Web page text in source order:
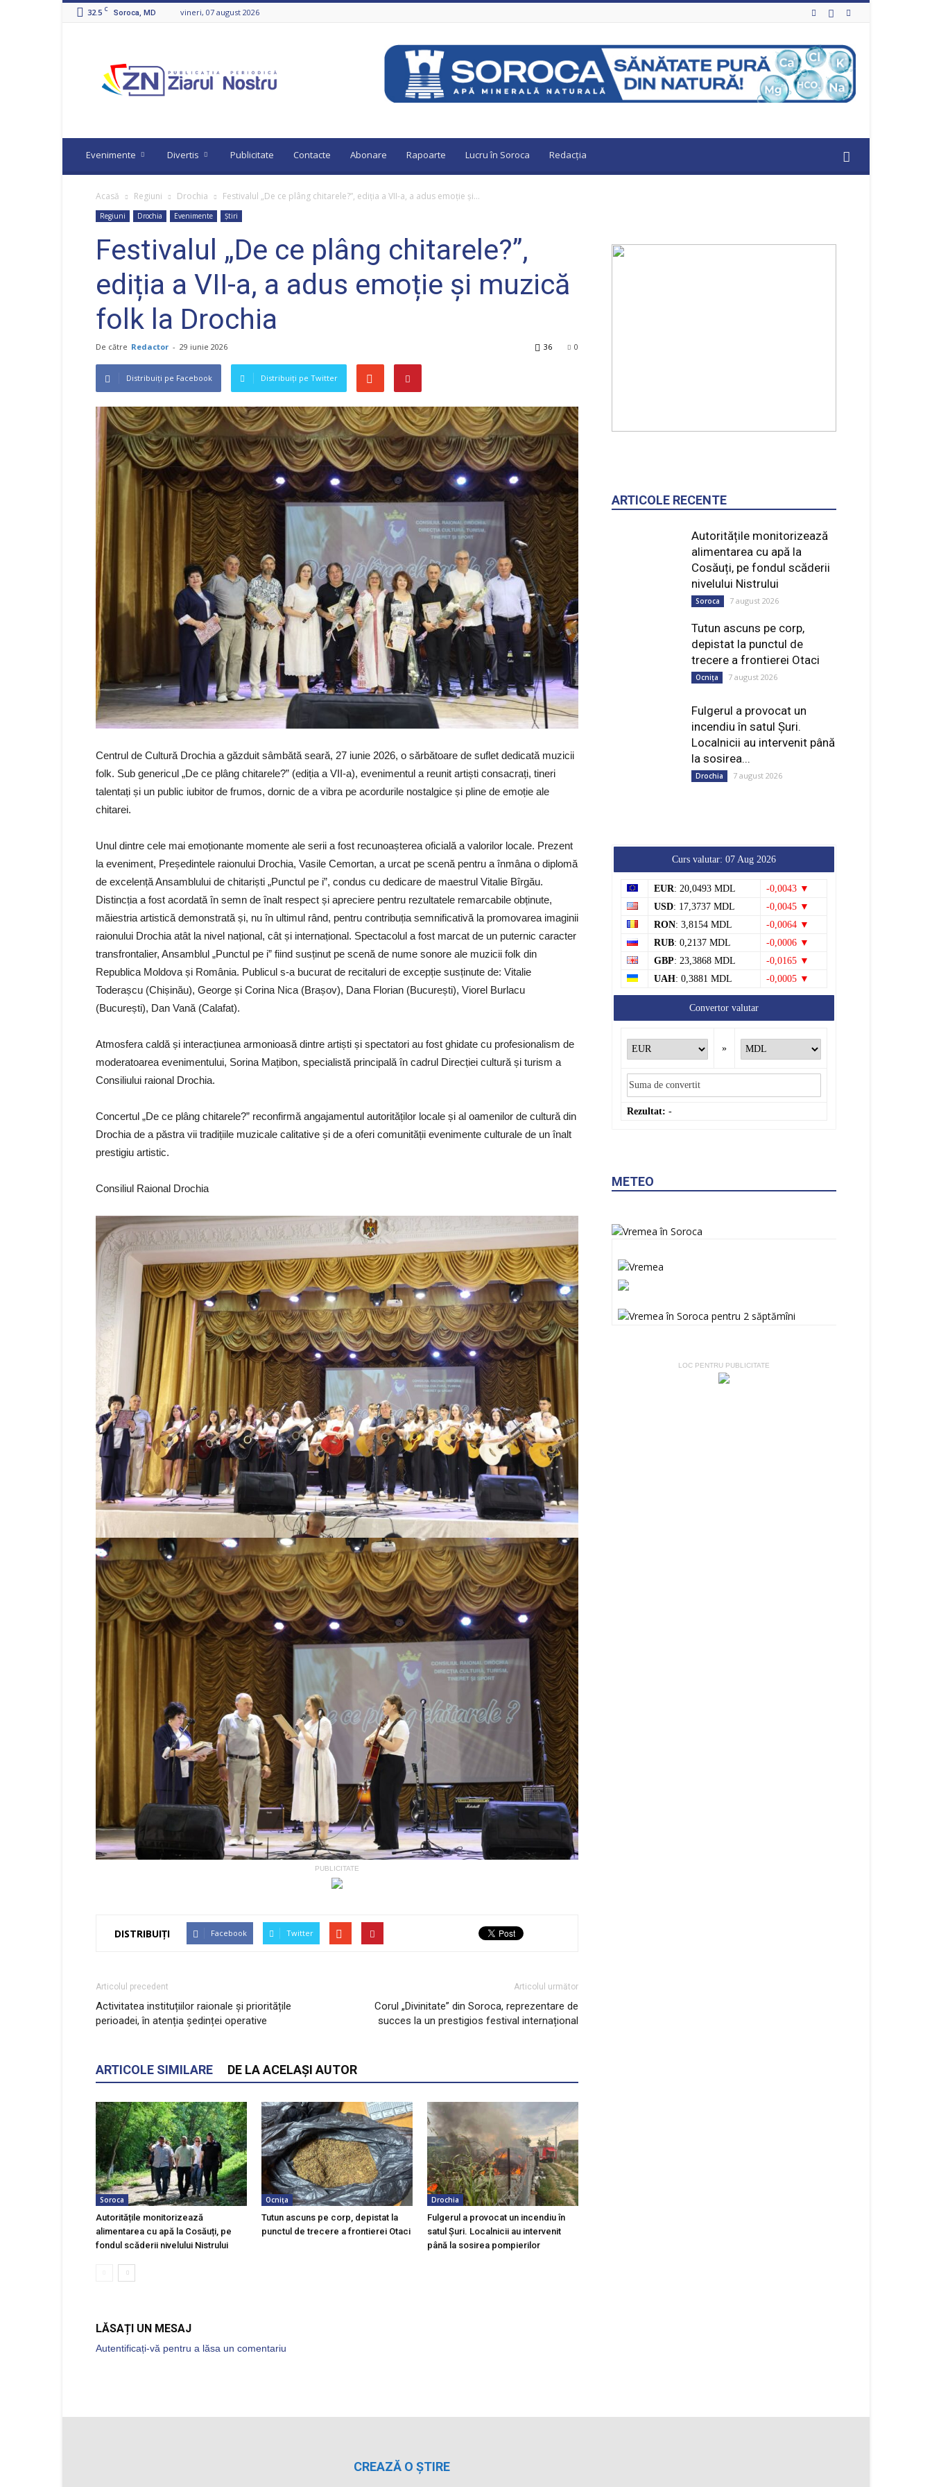
32.5 C Soroca, MD vineri, 07 august 2026
Nostru
Evenimente Divertis Publicitate Contacte Abonare Rapoarte Lucru în Soroca Redacția
Acasă Regiuni Drochia Festivalul „De ce plâng chitarele?”, ediția a VII-a, a adus emoție și...
Regiuni Drochia Evenimente Știri
Festivalul „De ce plâng chitarele?”,
ediția a VII-a, a adus emoție și muzică
folk la Drochia
De către Redactor - 29 iunie 2026 0
36
Distribuiți pe Facebook Distribuiți pe Twitter
Centrul de Cultură Drochia a găzduit sâmbătă seară, 27 iunie 2026, o sărbătoare de suflet dedicată muzicii
folk. Sub genericul „De ce plâng chitarele?” (ediția a VII-a), evenimentul a reunit artiști consacrați, tineri
talentați și un public iubitor de frumos, dornic de a vibra pe acordurile nostalgice și pline de emoție ale
chitarei.
Unul dintre cele mai emoționante momente ale serii a fost recunoașterea oficială a valorilor locale. Prezent
la eveniment, Președintele raionului Drochia, Vasile Cemortan, a urcat pe scenă pentru a înmâna o diplomă
de excelență Ansamblului de chitariști „Punctul pe i”, condus cu dedicare de maestrul Vitalie Bîrgău.
Distincția a fost acordată în semn de înalt respect și apreciere pentru rezultatele remarcabile obținute,
măiestria artistică demonstrată și, nu în ultimul rând, pentru contribuția semnificativă la promovarea imaginii
raionului Drochia atât la nivel național, cât și internațional. Spectacolul a fost marcat de un puternic caracter
transfrontalier, Ansamblul „Punctul pe i” fiind susținut pe scenă de nume sonore ale muzicii folk din
Republica Moldova și România. Publicul s-a bucurat de recitaluri de excepție susținute de: Vitalie
Toderașcu (Chișinău), George și Corina Nica (Brașov), Dana Florian (București), Viorel Burlacu
(București), Dan Vană (Calafat).
Atmosfera caldă și interacțiunea armonioasă dintre artiști și spectatori au fost ghidate cu profesionalism de
moderatoarea evenimentului, Sorina Mațibon, specialistă principală în cadrul Direcției cultură și turism a
Consiliului raional Drochia.
Concertul „De ce plâng chitarele?” reconfirmă angajamentul autorităților locale și al oamenilor de cultură din
Drochia de a păstra vii tradițiile muzicale calitative și de a oferi comunității evenimente culturale de un înalt
prestigiu artistic.
Consiliul Raional Drochia
PUBLICITATE
DISTRIBUIȚI Facebook Twitter
Articolul precedent
Activitatea instituțiilor raionale și prioritățile
perioadei, în atenția ședinței operative
Articolul următor
Corul „Divinitate” din Soroca, reprezentare de
succes la un prestigios festival internațional
ARTICOLE SIMILARE DE LA ACELAȘI AUTOR
Soroca
Autoritățile monitorizează
alimentarea cu apă la Cosăuți, pe
fondul scăderii nivelului Nistrului
Ocnița
Tutun ascuns pe corp, depistat la
punctul de trecere a frontierei Otaci
Drochia
Fulgerul a provocat un incendiu în
satul Șuri. Localnicii au intervenit
până la sosirea pompierilor
LĂSAȚI UN MESAJ
Autentificați-vă pentru a lăsa un comentariu
ARTICOLE RECENTE
Autoritățile monitorizează
alimentarea cu apă la
Cosăuți, pe fondul scăderii
nivelului Nistrului
Soroca 7 august 2026
Tutun ascuns pe corp,
depistat la punctul de
trecere a frontierei Otaci
Ocnița 7 august 2026
Fulgerul a provocat un
incendiu în satul Șuri.
Localnicii au intervenit până
la sosirea...
Drochia 7 august 2026
Curs valutar: 07 Aug 2026
EUR: 20,0493 MDL
-0,0043 ▼
USD: 17,3737 MDL
-0,0045 ▼
RON: 3,8154 MDL
-0,0064 ▼
RUB: 0,2137 MDL
-0,0006 ▼
GBP: 23,3868 MDL
-0,0165 ▼
UAH: 0,3881 MDL -0,0005 ▼
Convertor valutar
»
Rezultat: -
METEO
LOC PENTRU PUBLICITATE
CREAZĂ O ȘTIRE